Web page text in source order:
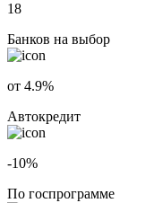
18
Банков на выбор
от 4.9%
Автокредит
-10%
По госпрограмме